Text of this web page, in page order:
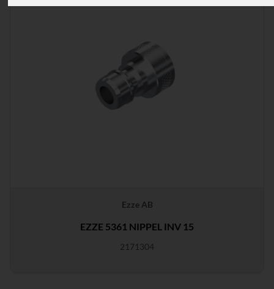
Ezze AB
EZZE 5361 NIPPEL INV 15
2171304